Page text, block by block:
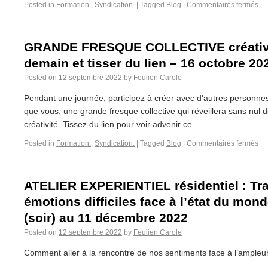
Posted in Formation., Syndication. Tagged Blog Commentaires fermés
GRANDE FRESQUE COLLECTIVE
demain et tisser du lien – 16 octobre
Posted on 12 septembre 2022 by Feulien Carole
Pendant une journée, participez à créer avec d'autres
que vous, une grande fresque collective qui réveillera sans nul
créativité. Tissez du lien pour voir advenir ce...
Posted in Formation., Syndication. Tagged Blog Commentaires fermés
ATELIER EXPERIENTIEL résidentiel :
émotions difficiles face à l’état du
(soir) au 11 décembre 2022
Posted on 12 septembre 2022 by Feulien Carole
Comment aller à la rencontre de nos sentiments face à